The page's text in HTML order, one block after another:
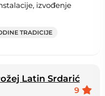
izvođenje
TRADICIJE
Latin Srdarić
9